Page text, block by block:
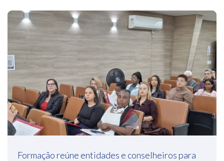
Formação reúne entidades e conselheiros para